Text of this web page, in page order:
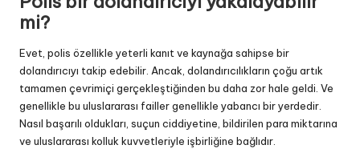
mi?
Evet, polis özellikle yeterli kanıt ve kaynağa sahipse bir
dolandırıcıyı takip edebilir. Ancak, dolandırıcılıkların çoğu artık
tamamen çevrimiçi gerçekleştiğinden bu daha zor hale geldi. Ve
genellikle bu uluslararası failler genellikle yabancı bir yerdedir.
Nasıl başarılı oldukları, suçun ciddiyetine, bildirilen para miktarına
ve uluslararası kolluk kuvvetleriyle işbirliğine bağlıdır.